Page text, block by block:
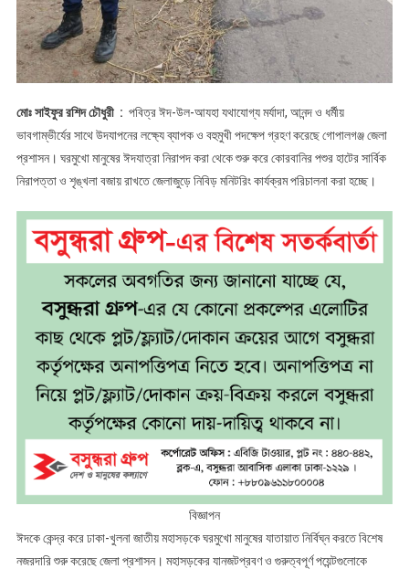
​মোঃ সাইফুর রশিদ চৌধুরী : পবিত্র ঈদ-উল-আযহা যথাযোগ্য মর্যাদা, আনন্দ ও ধর্মীয়
ভাবগাম্ভীর্যের সাথে উদযাপনের লক্ষ্যে ব্যাপক ও বহুমুখী পদক্ষেপ গ্রহণ করেছে গোপালগঞ্জ জেলা
প্রশাসন। ঘরমুখো মানুষের ঈদযাত্রা নিরাপদ করা থেকে শুরু করে কোরবানির পশুর হাটের সার্বিক
নিরাপত্তা ও শৃঙ্খলা বজায় রাখতে জেলাজুড়ে নিবিড় মনিটরিং কার্যক্রম পরিচালনা করা হচ্ছে।
বিজ্ঞাপন
​ঈদকে কেন্দ্র করে ঢাকা-খুলনা জাতীয় মহাসড়কে ঘরমুখো মানুষের যাতায়াত নির্বিঘ্ন করতে বিশেষ
নজরদারি শুরু করেছে জেলা প্রশাসন। মহাসড়কের যানজটপ্রবণ ও গুরুত্বপূর্ণ পয়েন্টগুলোকে